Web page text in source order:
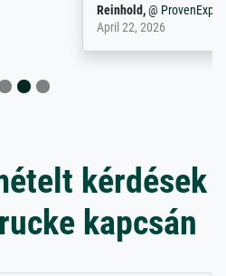
kérdések
kapcsán